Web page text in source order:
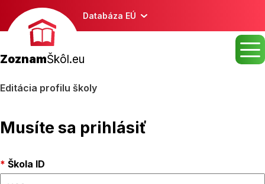
Databáza EÚ
ZoznamŠkôl.eu
Editácia profilu školy
Musíte sa prihlásiť
Škola ID